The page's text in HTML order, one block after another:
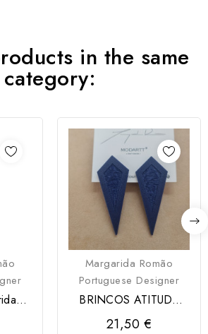
in the same
category:
Margarida Romão
Portuguese Designer
BRINCOS ATITUDE
MODARTT CRAFT
21,50 €